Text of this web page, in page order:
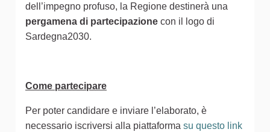
dell’impegno profuso, la Regione destinerà una
pergamena di partecipazione con il logo di
Sardegna2030.
Come partecipare
Per poter candidare e inviare l’elaborato, è
necessario iscriversi alla piattaforma su questo link